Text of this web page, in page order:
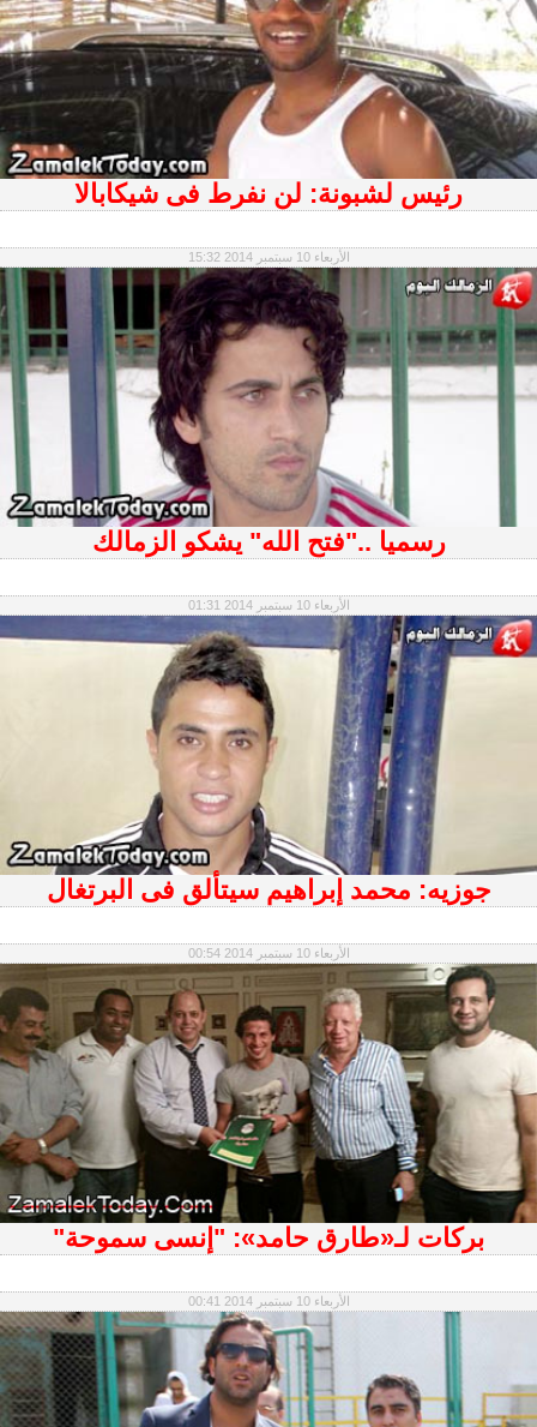
رئيس لشبونة: لن نفرط فى شيكابالا
الأربعاء 10 سبتمبر 2014 15:32
رسميا .."فتح الله" يشكو الزمالك
الأربعاء 10 سبتمبر 2014 01:31
جوزيه: محمد إبراهيم سيتألق فى البرتغال
الأربعاء 10 سبتمبر 2014 00:54
بركات لـ«طارق حامد»: "إنسى سموحة"
الأربعاء 10 سبتمبر 2014 00:41